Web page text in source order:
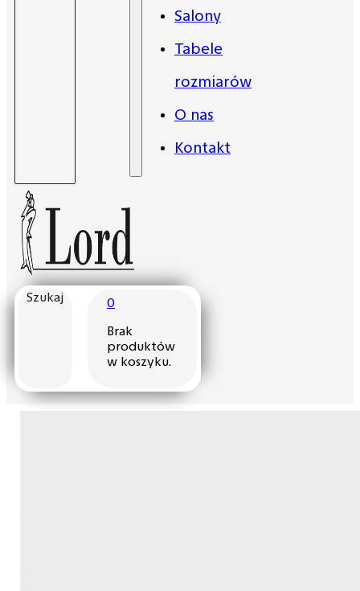
Salony
Tabele
rozmiarów
O nas
Kontakt
Szukaj
0
Brak
produktów
w koszyku.